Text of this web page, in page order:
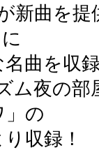
新曲を
曲を収
ム夜の
」の
収録！